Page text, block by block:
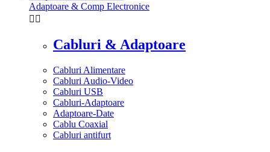
Adaptoare & Comp Electronice
 
Cabluri & Adaptoare
Cabluri Alimentare
Cabluri Audio-Video
Cabluri USB
Cabluri-Adaptoare
Adaptoare-Date
Cablu Coaxial
Cabluri antifurt